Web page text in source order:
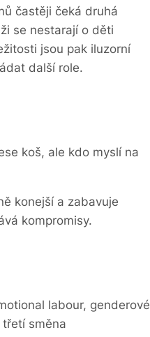
častěji čeká druhá
se nestarají o děti
jsou pak iluzorní
další role.
koš, ale kdo myslí na
konejší a zabavuje
kompromisy.
labour, genderové
směna